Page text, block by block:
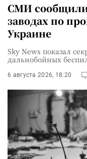
СМИ
заводах по
Украине
Sky News показал
дальнобойных
6 августа 2026, 18:20